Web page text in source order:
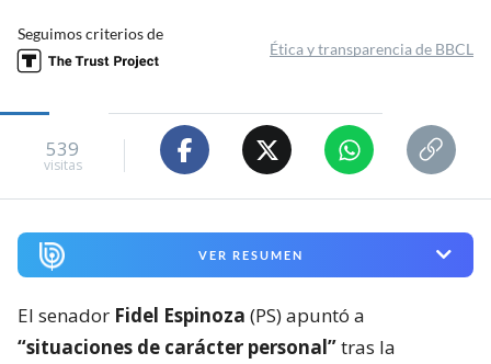
Seguimos criterios de
Ética y transparencia de BBCL
539
visitas
VER RESUMEN
El senador Fidel Espinoza (PS) apuntó a
“situaciones de carácter personal”tras la